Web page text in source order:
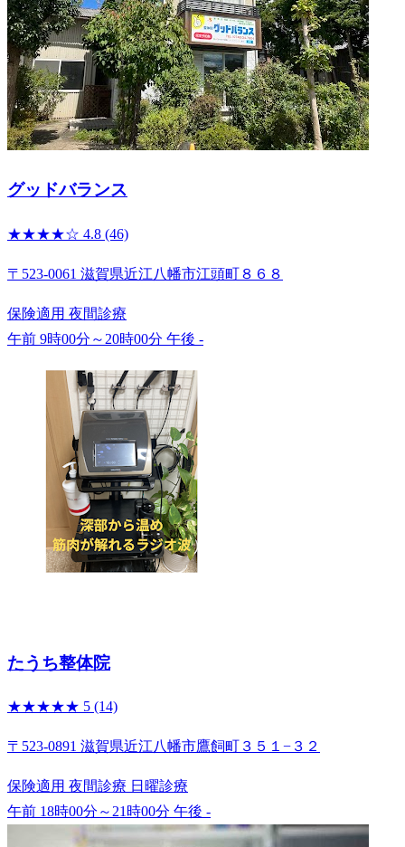
グッドバランス
★★★★☆ 4.8 (46)
〒523-0061 滋賀県近江八幡市江頭町８６８
保険適用 夜間診療
午前 9時00分～20時00分 午後 -
たうち整体院
★★★★★ 5 (14)
〒523-0891 滋賀県近江八幡市鷹飼町３５１−３２
保険適用 夜間診療 日曜診療
午前 18時00分～21時00分 午後 -